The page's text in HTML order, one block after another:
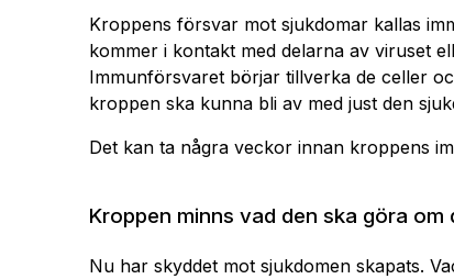
Kroppens försvar mot sjukdomar kallas
kommer i kontakt med delarna av viruset
Immunförsvaret börjar tillverka de celler
kroppen ska kunna bli av med just den
Det kan ta några veckor innan kroppens
Kroppen minns vad den ska göra om
Nu har skyddet mot sjukdomen skapats.